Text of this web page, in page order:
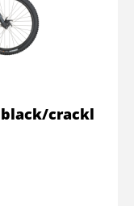
black/crackl